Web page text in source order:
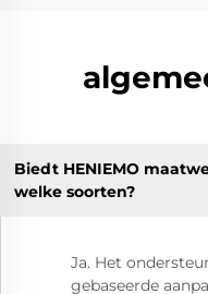
Biedt HENIEMO
welke soorten?
Ja. Het
gebaseerde